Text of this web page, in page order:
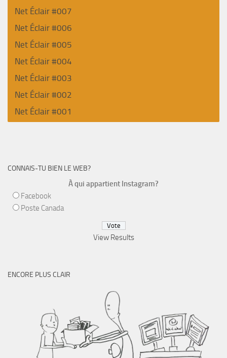
Net Éclair #007
Net Éclair #006
Net Éclair #005
Net Éclair #004
Net Éclair #003
Net Éclair #002
Net Éclair #001
CONNAIS-TU BIEN LE WEB?
À qui appartient Instagram?
Facebook
Poste Canada
View Results
ENCORE PLUS CLAIR